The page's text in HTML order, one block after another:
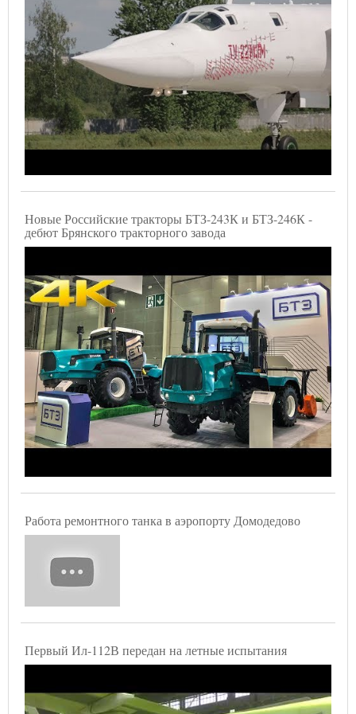
Новые Российские тракторы БТЗ-243К и БТЗ-246К -
дебют Брянского тракторного завода
Работа ремонтного танка в аэропорту Домодедово
Первый Ил-112В передан на летные испытания